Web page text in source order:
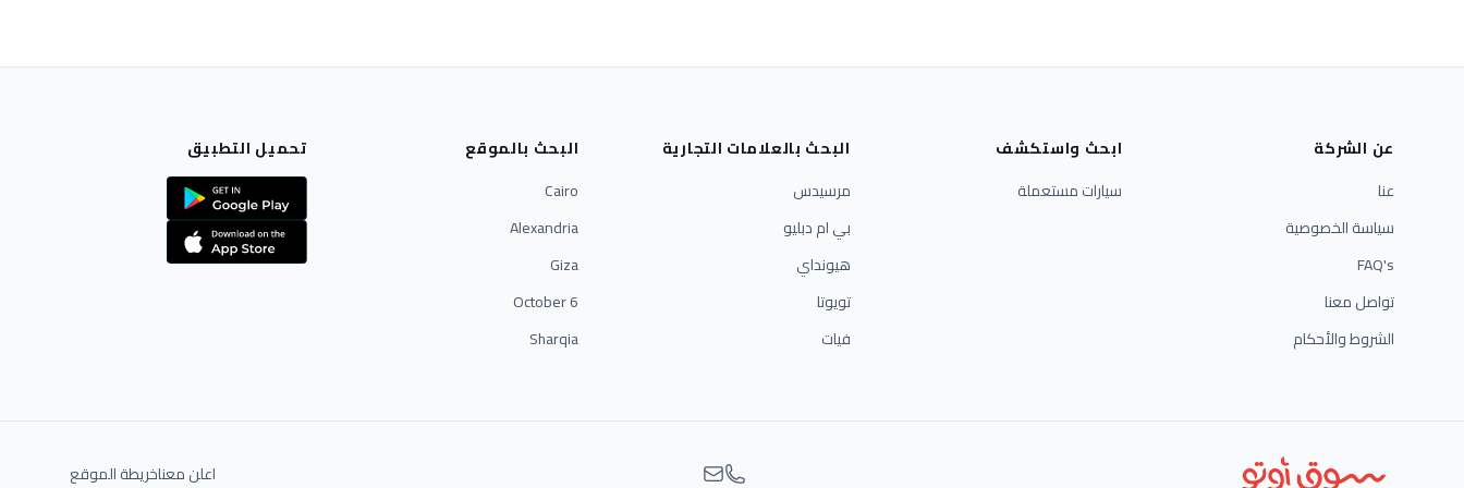
عن الشركة
عنا
سياسة الخصوصية
FAQ's
تواصل معنا
الشروط والأحكام
ابحث واستكشف
سيارات مستعملة
البحث بالعلامات التجارية
مرسيدس
بي ام دبليو
هيونداي
تويوتا
فيات
البحث بالموقع
Cairo
Alexandria
Giza
6 October
Sharqia
تحميل التطبيق
اعلن معناخريطة الموقع